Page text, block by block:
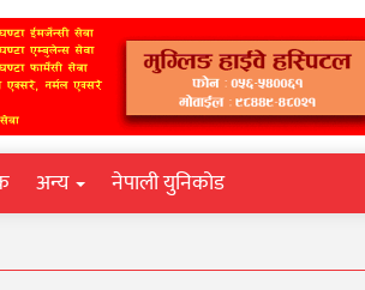
अन्य नेपाली युनिकोड